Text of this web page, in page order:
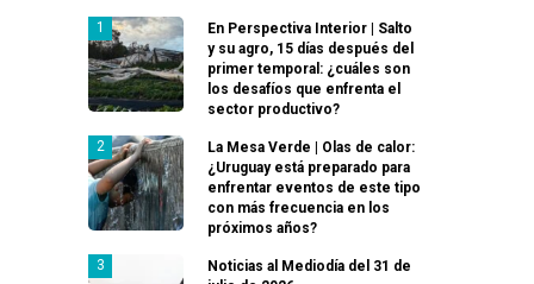
En Perspectiva Interior | Salto
y su agro, 15 días después del
primer temporal: ¿cuáles son
los desafíos que enfrenta el
sector productivo?
La Mesa Verde | Olas de calor:
¿Uruguay está preparado para
enfrentar eventos de este tipo
con más frecuencia en los
próximos años?
Noticias al Mediodía del 31 de